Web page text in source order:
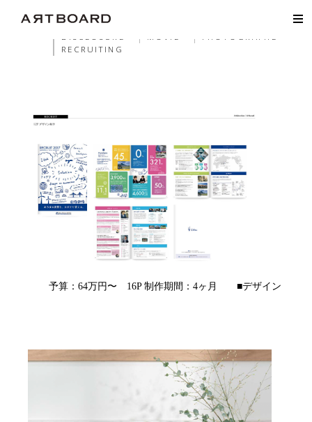
ALL WEB HP
GRAPHIC
DISCLOSURE
MOVIE
PHOTOGRAPHE
RECRUITING
予算：64万円〜 16P 制作期間：4ヶ月 ■デザイン